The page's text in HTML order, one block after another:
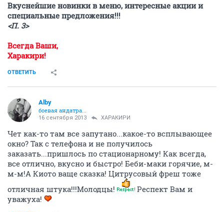
Вкуснейшие новинки в меню, интересные акции и
специальные предложения!!!
<П. 3>
Всегда Ваши,
Харакири!
ОТВЕТИТЬ
Alby
боевая андатра...
16 сентября 2013 ХАРАКИРИ
Чет как-то там все запутано...какое-то всплывающее
окно? Так с телефона и не получилось
заказать...пришлось по стационарному! Как всегда,
все отлично, вкусно и быстро! Беби-маки горячие, м-
м-м!А Киото ваще сказка! Цитрусовый фреш тоже
отличная штука!!!Молодцы!
Респект Вам и
уважуха!